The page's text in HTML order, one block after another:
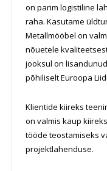
on parim logistiline
raha. Kasutame
Metallmööbel on
nõuetele
jooksul on
põhiliselt Euroopa
Klientide kiireks
on valmis kaup
tööde teostamiseks
projektlahenduse.